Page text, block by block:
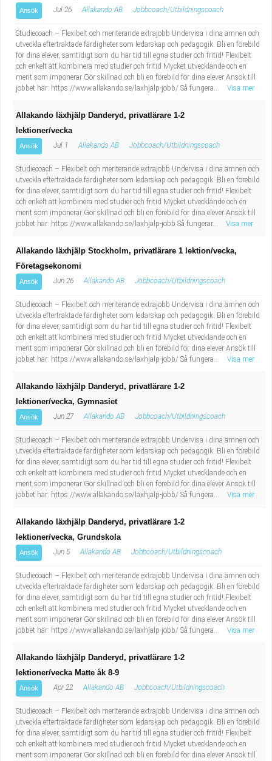
Ansök Jul 26 Allakando AB Jobbcoach/Utbildningscoach
Studiecoach – Flexibelt och meriterande extrajobb Undervisa i dina ämnen och
utveckla eftertraktade färdigheter som ledarskap och pedagogik. Bli en förebild
för dina elever, samtidigt som du har tid till egna studier och fritid! Flexibelt
och enkelt att kombinera med studier och fritid Mycket utvecklande och en
merit som imponerar Gör skillnad och bli en förebild för dina elever Ansök till
jobbet här: https://www.allakando.se/laxhjalp-jobb/ Så fungera...
Visa mer
Allakando läxhjälp Danderyd, privatlärare 1-2
lektioner/vecka
Ansök Jul 1 Allakando AB Jobbcoach/Utbildningscoach
Studiecoach – Flexibelt och meriterande extrajobb Undervisa i dina ämnen och
utveckla eftertraktade färdigheter som ledarskap och pedagogik. Bli en förebild
för dina elever, samtidigt som du har tid till egna studier och fritid! Flexibelt
och enkelt att kombinera med studier och fritid Mycket utvecklande och en
merit som imponerar Gör skillnad och bli en förebild för dina elever Ansök till
jobbet här: https://www.allakando.se/laxhjalp-jobb Så fungerar...
Visa mer
Allakando läxhjälp Stockholm, privatlärare 1 lektion/vecka,
Företagsekonomi
Ansök Jun 26 Allakando AB Jobbcoach/Utbildningscoach
Studiecoach – Flexibelt och meriterande extrajobb Undervisa i dina ämnen och
utveckla eftertraktade färdigheter som ledarskap och pedagogik. Bli en förebild
för dina elever, samtidigt som du har tid till egna studier och fritid! Flexibelt
och enkelt att kombinera med studier och fritid Mycket utvecklande och en
merit som imponerar Gör skillnad och bli en förebild för dina elever Ansök till
jobbet här: https://www.allakando.se/laxhjalp-jobb/ Så fungera...
Visa mer
Allakando läxhjälp Danderyd, privatlärare 1-2
lektioner/vecka, Gymnasiet
Ansök Jun 27 Allakando AB Jobbcoach/Utbildningscoach
Studiecoach – Flexibelt och meriterande extrajobb Undervisa i dina ämnen och
utveckla eftertraktade färdigheter som ledarskap och pedagogik. Bli en förebild
för dina elever, samtidigt som du har tid till egna studier och fritid! Flexibelt
och enkelt att kombinera med studier och fritid Mycket utvecklande och en
merit som imponerar Gör skillnad och bli en förebild för dina elever Ansök till
jobbet här: https://www.allakando.se/laxhjalp-jobb/ Så fungera...
Visa mer
Allakando läxhjälp Danderyd, privatlärare 1-2
lektioner/vecka, Grundskola
Ansök Jun 5 Allakando AB Jobbcoach/Utbildningscoach
Studiecoach – Flexibelt och meriterande extrajobb Undervisa i dina ämnen och
utveckla eftertraktade färdigheter som ledarskap och pedagogik. Bli en förebild
för dina elever, samtidigt som du har tid till egna studier och fritid! Flexibelt
och enkelt att kombinera med studier och fritid Mycket utvecklande och en
merit som imponerar Gör skillnad och bli en förebild för dina elever Ansök till
jobbet här: https://www.allakando.se/laxhjalp-jobb/ Så fungera...
Visa mer
Allakando läxhjälp Danderyd, privatlärare 1-2
lektioner/vecka Matte åk 8-9
Ansök Apr 22 Allakando AB Jobbcoach/Utbildningscoach
Studiecoach – Flexibelt och meriterande extrajobb Undervisa i dina ämnen och
utveckla eftertraktade färdigheter som ledarskap och pedagogik. Bli en förebild
för dina elever, samtidigt som du har tid till egna studier och fritid! Flexibelt
och enkelt att kombinera med studier och fritid Mycket utvecklande och en
merit som imponerar Gör skillnad och bli en förebild för dina elever Ansök till